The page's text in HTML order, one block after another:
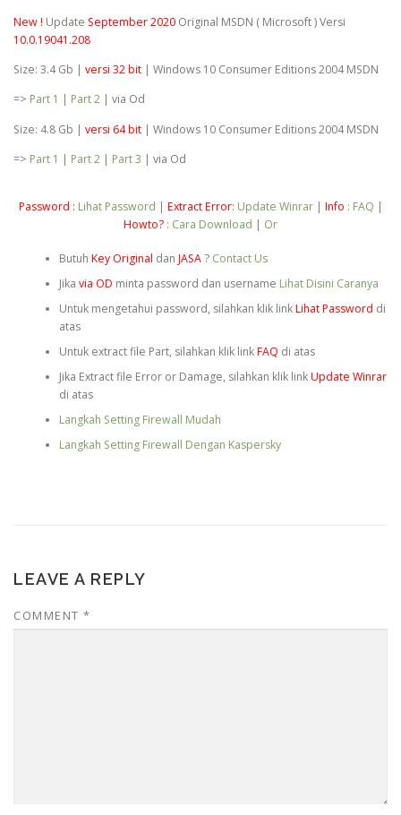
New ! Update September 2020 Original MSDN ( Microsoft ) Versi
10.0.19041.208
Size: 3.4 Gb | versi 32 bit | Windows 10 Consumer Editions 2004 MSDN
=> Part 1 | Part 2 | via Od
Size: 4.8 Gb | versi 64 bit | Windows 10 Consumer Editions 2004 MSDN
=> Part 1 | Part 2 | Part 3 | via Od
Password : Lihat Password | Extract Error: Update Winrar| Info : FAQ |
Howto? : Cara Download | Or
Butuh Key Original dan JASA? Contact Us
Jika via OD minta password dan username Lihat Disini Caranya
Untuk mengetahui password, silahkan klik linkLihat Password di
atas
Untuk extract file Part, silahkan klik linkFAQ di atas
Jika Extract file Error or Damage, silahkan klik linkUpdate Winrar
di atas
Langkah Setting Firewall Mudah
Langkah Setting Firewall Dengan Kaspersky
LEAVE A REPLY
COMMENT *